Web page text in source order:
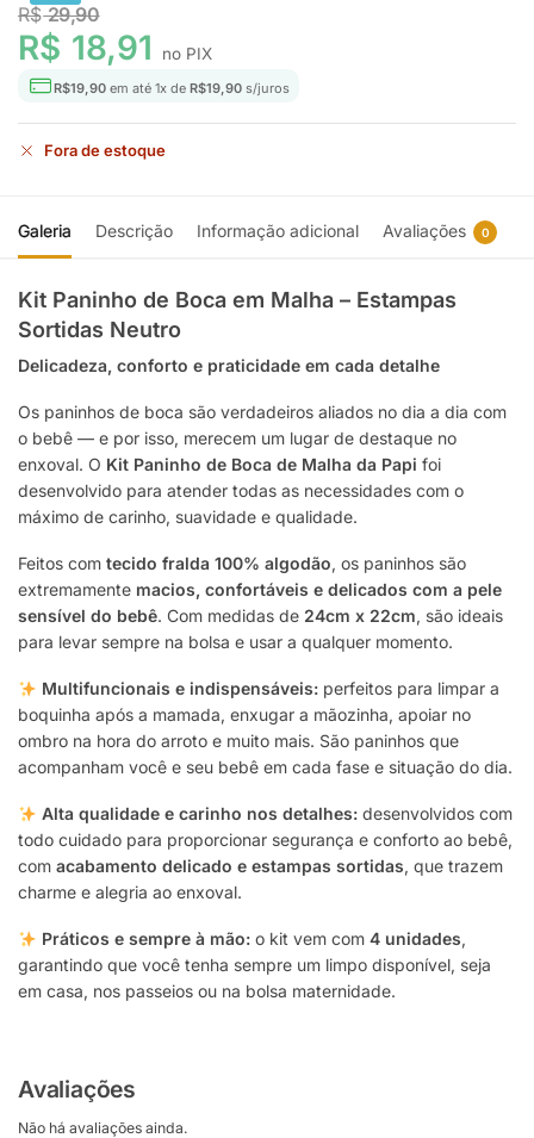
R$29,90
R$ 18,91 no PIX
R$19,90 em até 1x de R$19,90 s/juros
Fora de estoque
Galeria Descrição Informação adicional Avaliações 0
Kit Paninho de Boca em Malha – Estampas
Sortidas Neutro
Delicadeza, conforto e praticidade em cada detalhe
Os paninhos de boca são verdadeiros aliados no dia a dia com
o bebê — e por isso, merecem um lugar de destaque no
enxoval. O Kit Paninho de Boca de Malha da Papi foi
desenvolvido para atender todas as necessidades com o
máximo de carinho, suavidade e qualidade.
Feitos com tecido fralda 100% algodão, os paninhos são
extremamente macios, confortáveis e delicados com a pele
sensível do bebê. Com medidas de 24cm x 22cm, são ideais
para levar sempre na bolsa e usar a qualquer momento.
Multifuncionais e indispensáveis:perfeitos para limpar a
boquinha após a mamada, enxugar a mãozinha, apoiar no
ombro na hora do arroto e muito mais. São paninhos que
acompanham você e seu bebê em cada fase e situação do dia.
Alta qualidade e carinho nos detalhes:desenvolvidos com
todo cuidado para proporcionar segurança e conforto ao bebê,
com acabamento delicado e estampas sortidas, que trazem
charme e alegria ao enxoval.
Práticos e sempre à mão:o kit vem com 4 unidades,
garantindo que você tenha sempre um limpo disponível, seja
em casa, nos passeios ou na bolsa maternidade.
Avaliações
Não há avaliações ainda.